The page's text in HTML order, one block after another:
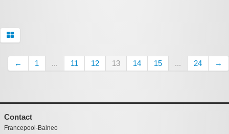
← 1 ... 11 12 13 14 15 ... 24 →
Contact
Francepool-Balneo